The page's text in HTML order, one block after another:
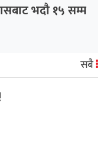
भदौ १५ सम्म
सबै